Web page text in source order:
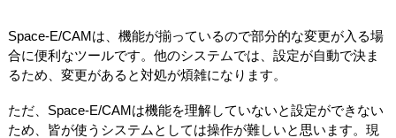
Space-E/CAMは、機能が揃っているので部分的な変更が入る場
合に便利なツールです。他のシステムでは、設定が自動で決ま
るため、変更があると対処が煩雑になります。
ただ、Space-E/CAMは機能を理解していないと設定ができない
ため、皆が使うシステムとしては操作が難しいと思います。現